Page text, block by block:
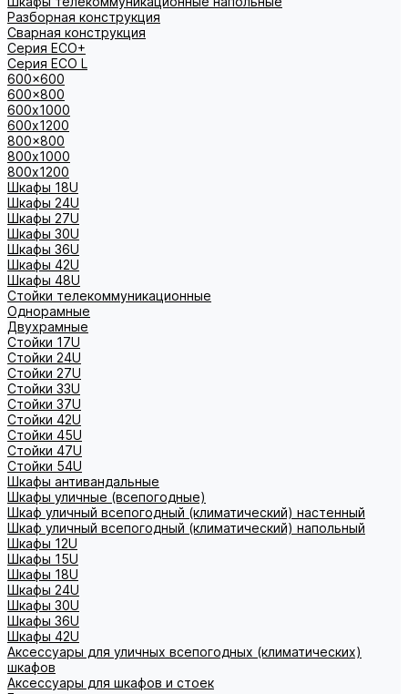
Разборная конструкция
Сварная конструкция
Серия ECO+
Серия ECO L
600x600
600x800
600х1000
600х1200
800x800
800х1000
800х1200
Шкафы 18U
Шкафы 24U
Шкафы 27U
Шкафы 30U
Шкафы 36U
Шкафы 42U
Шкафы 48U
Стойки телекоммуникационные
Однорамные
Двухрамные
Стойки 17U
Стойки 24U
Стойки 27U
Стойки 33U
Стойки 37U
Стойки 42U
Стойки 45U
Стойки 47U
Стойки 54U
Шкафы антивандальные
Шкафы уличные (всепогодные)
Шкаф уличный всепогодный (климатический) настенный
Шкаф уличный всепогодный (климатический) напольный
Шкафы 12U
Шкафы 15U
Шкафы 18U
Шкафы 24U
Шкафы 30U
Шкафы 36U
Шкафы 42U
Аксессуары для уличных всепогодных (климатических)
шкафов
Аксессуары для шкафов и стоек